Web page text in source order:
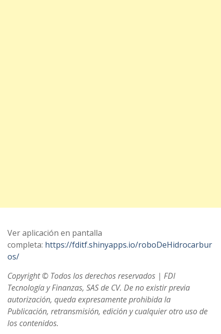
Ver aplicación en pantalla
completa: https://fditf.shinyapps.io/roboDeHidrocarbur
os/
Copyright © Todos los derechos reservados | FDI
Tecnología y Finanzas, SAS de CV. De no existir previa
autorización, queda expresamente prohibida la
Publicación, retransmisión, edición y cualquier otro uso de
los contenidos.